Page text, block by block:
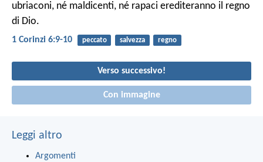
ubriaconi, né maldicenti, né rapaci erediteranno il regno
di Dio.
1 Corinzi 6:9-10 peccato salvezza regno
Verso successivo!
Con immagine
Leggi altro
Argomenti